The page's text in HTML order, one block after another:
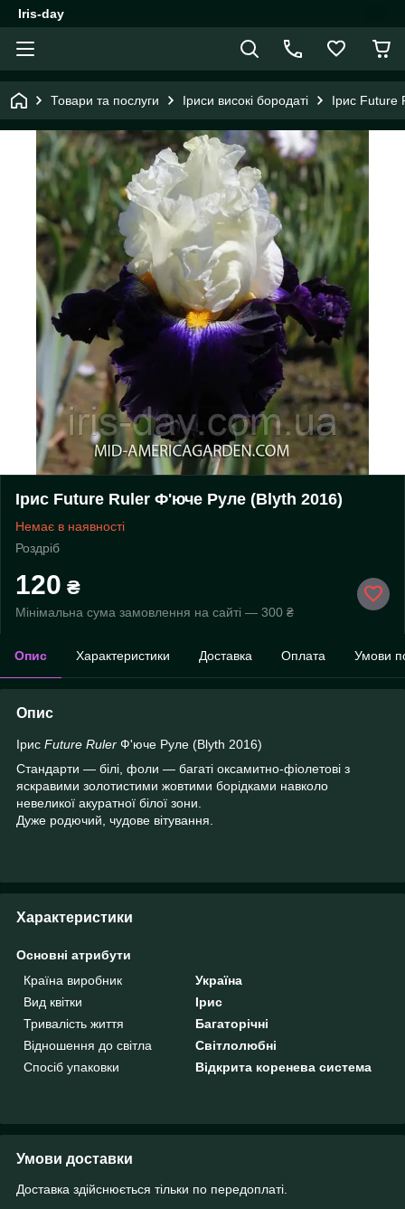
Iris-day
Товари та послуги Іриси високі бородаті Ірис
Ірис Future Ruler Ф'юче Руле (Blyth 2016)
Немає в наявності
Роздріб
120 ₴
Мінімальна сума замовлення на сайті — 300 ₴
Опис Характеристики Доставка Оплата Умови
Опис
Ірис Future Ruler Ф'юче Руле (Blyth 2016)
Стандарти — білі, фоли — багаті оксамитно-фіолетові з
яскравими золотистими жовтими борідками навколо
невеликої акуратної білої зони.
Дуже родючий, чудове вітування.
Характеристики
Основні атрибути
Країна виробник
Україна
Вид квітки
Ірис
Тривалість життя
Багаторічні
Відношення до світла
Світлолюбні
Спосіб упаковки
Відкрита коренева система
Умови доставки
Доставка здійснюється тільки по передоплаті.